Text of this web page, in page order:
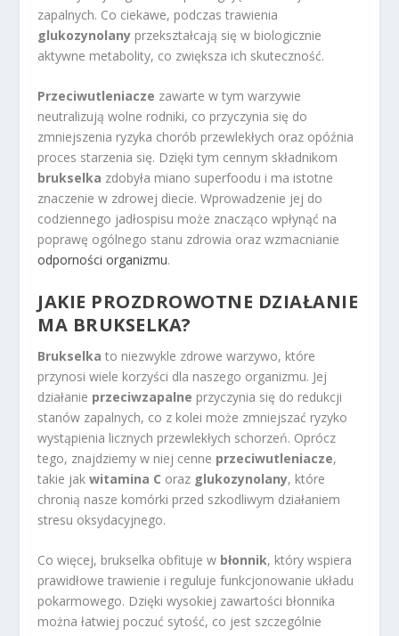
zapalnych. Co ciekawe, podczas trawienia
glukozynolany przekształcają się w biologicznie
aktywne metabolity, co zwiększa ich skuteczność.
Przeciwutleniacze zawarte w tym warzywie
neutralizują wolne rodniki, co przyczynia się do
zmniejszenia ryzyka chorób przewlekłych oraz opóźnia
proces starzenia się. Dzięki tym cennym składnikom
brukselka zdobyła miano superfoodu i ma istotne
znaczenie w zdrowej diecie. Wprowadzenie jej do
codziennego jadłospisu może znacząco wpłynąć na
poprawę ogólnego stanu zdrowia oraz wzmacnianie
odporności organizmu.
JAKIE PROZDROWOTNE DZIAŁANIE
MA BRUKSELKA?
Brukselka to niezwykle zdrowe warzywo, które
przynosi wiele korzyści dla naszego organizmu. Jej
działanie przeciwzapalne przyczynia się do redukcji
stanów zapalnych, co z kolei może zmniejszać ryzyko
wystąpienia licznych przewlekłych schorzeń. Oprócz
tego, znajdziemy w niej cenne przeciwutleniacze,
takie jakwitamina C oraz glukozynolany, które
chronią nasze komórki przed szkodliwym działaniem
stresu oksydacyjnego.
Co więcej, brukselka obfituje w błonnik, który wspiera
prawidłowe trawienie i reguluje funkcjonowanie układu
pokarmowego. Dzięki wysokiej zawartości błonnika
można łatwiej poczuć sytość, co jest szczególnie